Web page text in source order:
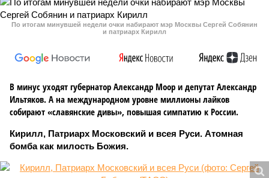
По итогам минувшей недели очки набирают мэр Москвы Сергей Собянин
и патриарх Кирилл
В минус уходят губернатор Александр Моор и депутат Александр
Ильтяков. А на международном уровне миллионы лайков
собирают «славянские дивы», повышая симпатию к России.
Кирилл, Патриарх Московский и всея Руси. Атомная
бомба как милость Божия.